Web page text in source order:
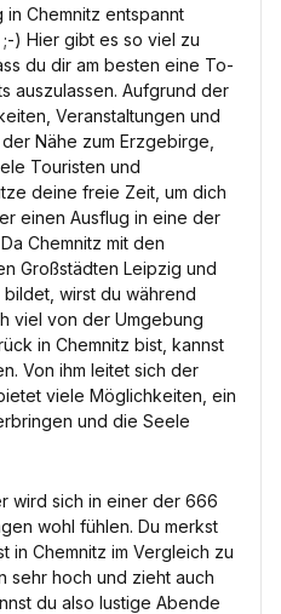
Chemnitz entspannt
) Hier gibt es so viel zu
du dir am besten eine To-
auszulassen. Aufgrund der
Veranstaltungen und
Nähe zum Erzgebirge,
Touristen und
deine freie Zeit, um dich
einen Ausflug in eine der
Chemnitz mit den
Großstädten Leipzig und
wirst du während
viel von der Umgebung
in Chemnitz bist, kannst
Von ihm leitet sich der
viele Möglichkeiten, ein
und die Seele
wird sich in einer der 666
wohl fühlen. Du merkst
in Chemnitz im Vergleich zu
sehr hoch und zieht auch
du also lustige Abende